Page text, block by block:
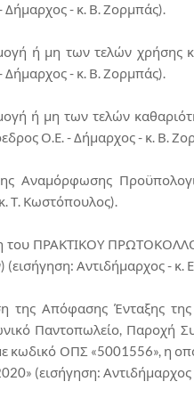
Δήμαρχος - κ. Β. Ζορμπάς).
ή μη των τελών χρήσης
Δήμαρχος - κ. Β. Ζορμπάς).
ή μη των τελών
Ο.Ε. - Δήμαρχος - κ. Β.
Αναμόρφωσης
Τ. Κωστόπουλος).
του ΠΡΑΚΤΙΚΟΥ
Αντιδήμαρχος - κ.
της Απόφασης Ένταξης
Παντοπωλείο, Παροχή
κωδικό ΟΠΣ «5001556», η
(εισήγηση: